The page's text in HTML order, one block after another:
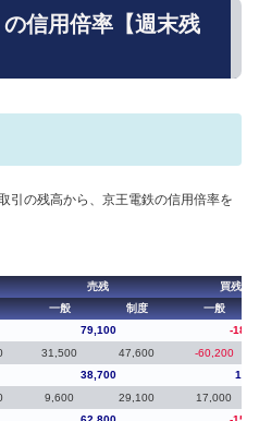
信用倍率【週末残
引の残高から、京王電鉄の信用倍率を
売残
買残（
一般 制度 一般
79,100
-
31,500 47,600 -60,200
38,700
9,600 29,100 17,000